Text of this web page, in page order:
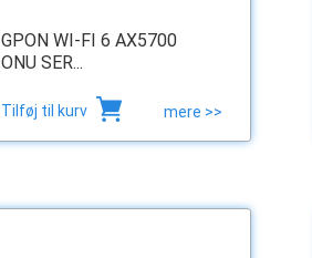
GPON WI-FI 6 AX5700
ONU SER...
Tilføj til kurv mere >>